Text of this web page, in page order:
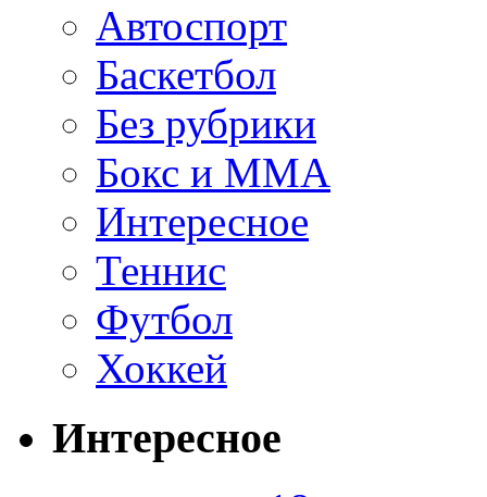
Автоспорт
Баскетбол
Без рубрики
Бокс и ММА
Интересное
Теннис
Футбол
Хоккей
Интересное